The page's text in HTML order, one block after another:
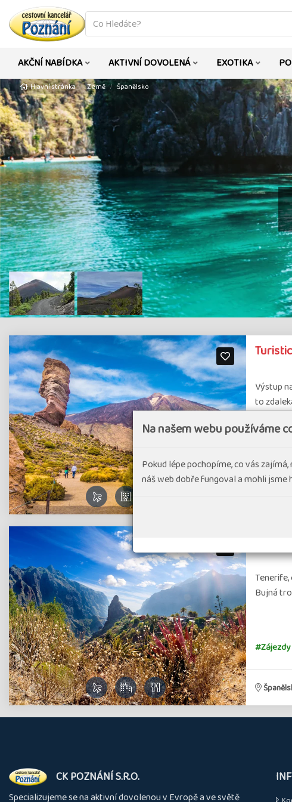
co
hledáte
AKČNÍ NABÍDKA AKTIVNÍ DOVOLENÁ EXOTIKA
Hlavní stránka Země Španělsko
Výstup
to
Bujná
#Zájezdy
O
nás
CK POZNÁNÍ S.R.O.
Specializujeme se na aktivní dovolenou v Evropě a ve světě
Na našem webu používáme
Pokud lépe pochopíme, co vás
náš web dobře fungoval a mohli jsme